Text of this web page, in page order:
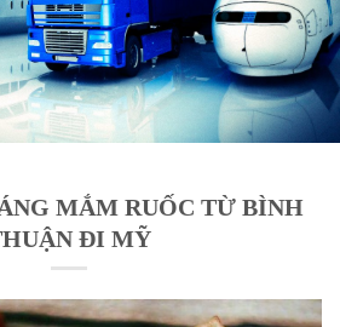
MẮM RUỐC TỪ BÌNH
ĐI MỸ